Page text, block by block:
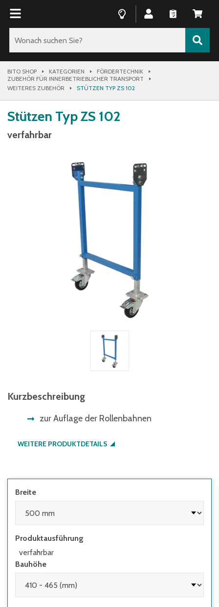
BITO SHOP KATEGORIEN
FÖRDERTECHNIK
ZUBEHÖR FÜR INNERBETRIEBLICHER TRANSPORT
WEITERES ZUBEHÖR
STÜTZEN TYP ZS 102
Stützen Typ ZS 102
verfahrbar
Kurzbeschreibung
zur Auflage der Rollenbahnen
WEITERE PRODUKTDETAILS
Breite
Produktausführung
verfahrbar
Bauhöhe